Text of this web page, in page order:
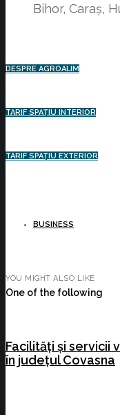
Bihor, Caraș,
DESPRE AGROALIM
TARIF SPAȚIU INTERIOR
TARIF SPAȚIU EXTERIOR
BUSINESS
YOU MIGHT ALSO LIKE
One of the following
Facilități și servicii
în județul Covasna